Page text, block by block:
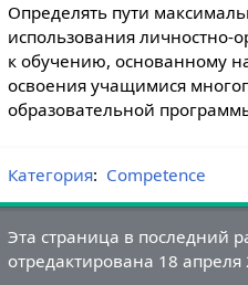
Определять пути
использования личностно-
к обучению, основанному
освоения учащимися
образовательной
Категория: Competence
Эта страница в последний
отредактирована 18 апреля